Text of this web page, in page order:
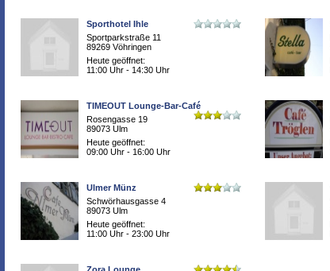
Sporthotel Ihle
Sportparkstraße 11
89269 Vöhringen
Heute geöffnet:
11:00 Uhr - 14:30 Uhr
TIMEOUT Lounge-Bar-Café
Rosengasse 19
89073 Ulm
Heute geöffnet:
09:00 Uhr - 16:00 Uhr
Ulmer Münz
Schwörhausgasse 4
89073 Ulm
Heute geöffnet:
11:00 Uhr - 23:00 Uhr